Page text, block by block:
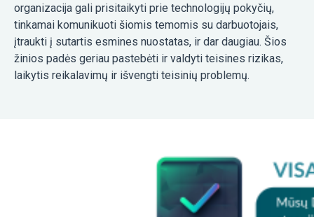
organizacija gali prisitaikyti prie technologijų pokyčių,
tinkamai komunikuoti šiomis temomis su darbuotojais,
įtraukti į sutartis esmines nuostatas, ir dar daugiau. Šios
žinios padės geriau pastebėti ir valdyti teisines rizikas,
laikytis reikalavimų ir išvengti teisinių problemų.